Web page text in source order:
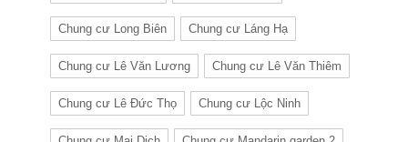
Chung cư Long Biên Chung cư Láng Hạ
Chung cư Lê Văn Lương Chung cư Lê Văn Thiêm
Chung cư Lê Đức Thọ Chung cư Lộc Ninh